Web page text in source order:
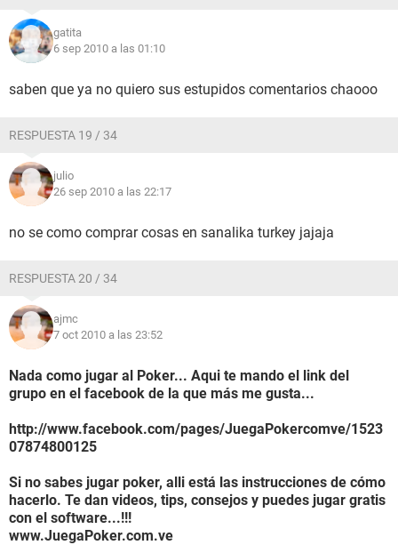
gatita
6 sep 2010 a las 01:10
saben que ya no quiero sus estupidos comentarios chaooo
RESPUESTA 19 / 34
julio
26 sep 2010 a las 22:17
no se como comprar cosas en sanalika turkey jajaja
RESPUESTA 20 / 34
ajmc
7 oct 2010 a las 23:52
Nada como jugar al Poker... Aqui te mando el link del
grupo en el facebook de la que más me gusta...
http://www.facebook.com/pages/JuegaPokercomve/1523
07874800125
Si no sabes jugar poker, alli está las instrucciones de cómo
hacerlo. Te dan videos, tips, consejos y puedes jugar gratis
con el software...!!!
www.JuegaPoker.com.ve